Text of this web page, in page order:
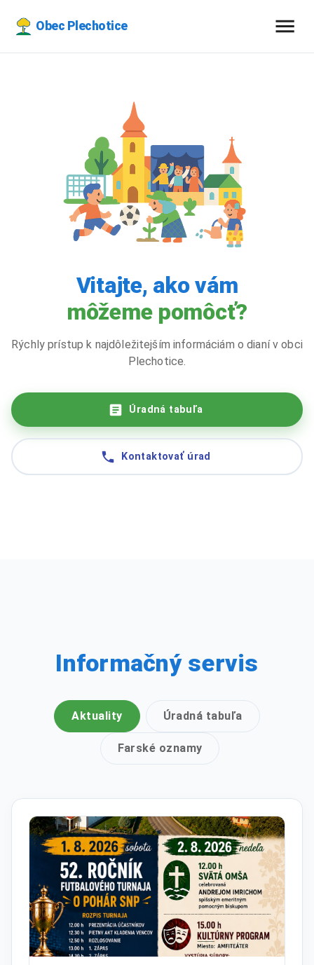
Obec Plechotice
Vitajte, ako vám
môžeme pomôcť?
Rýchly prístup k najdôležitejším informáciám o dianí v obci
Plechotice.
Úradná tabuľa
Kontaktovať úrad
Informačný servis
Aktuality Úradná tabuľa
Farské oznamy